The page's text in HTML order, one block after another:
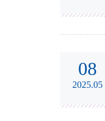
08
2025.05